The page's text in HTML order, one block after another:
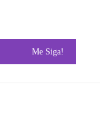
Me Siga!